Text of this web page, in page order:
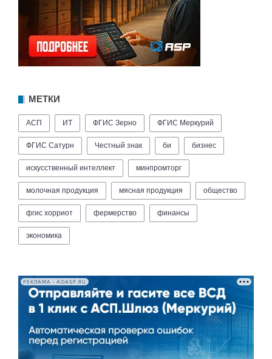
МЕТКИ
АСП ИТ ФГИС Зерно ФГИС Меркурий
ФГИС Сатурн Честный знак би бизнес
искусственный интеллект минпромторг
молочная продукция мясная продукция общество
фгис хорриот фермерство финансы
экономика
РЕКЛАМА • AOASP.RU